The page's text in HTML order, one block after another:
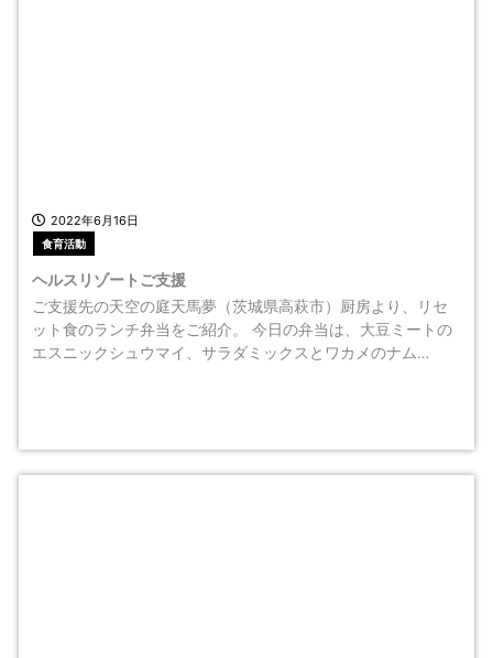
2022年6月16日
食育活動
ヘルスリゾートご支援
ご支援先の天空の庭天馬夢（茨城県高萩市）厨房より、リセ
ット食のランチ弁当をご紹介。 今日の弁当は、大豆ミートの
エスニックシュウマイ、サラダミックスとワカメのナム…